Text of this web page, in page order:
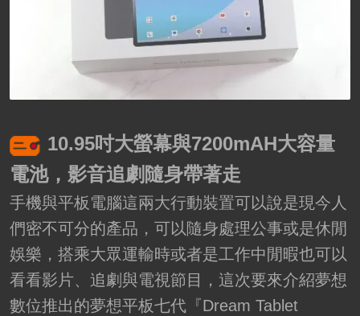
10.95吋大螢幕與7200mAH大容量
電池，影音追劇隨身帶著走
手機與平板電腦這兩大行動裝置可以說是現今人
們密不可分的產品，可以隨身處理公事或是休閒
娛樂，搭乘大眾運輸時或者是工作中閒暇也可以
看看影片、追劇與電視節目，這次要來介紹夢想
數位推出的夢想平板七代『Dream Tablet